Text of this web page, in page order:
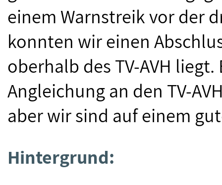
einem Warnstreik vor der
konnten wir einen
oberhalb des TV-AVH
Angleichung an den TV-
aber wir sind auf einem
Hintergrund: